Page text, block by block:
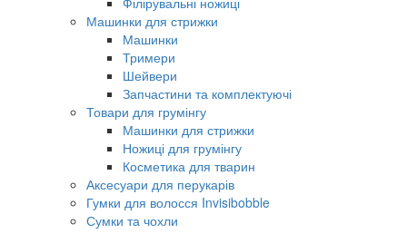
Машинки для стрижки
Машинки
Тримери
Шейвери
Запчастини та комплектуючі
Товари для грумінгу
Машинки для стрижки
Ножиці для грумінгу
Косметика для тварин
Аксесуари для перукарів
Гумки для волосся Invisibobble
Сумки та чохли